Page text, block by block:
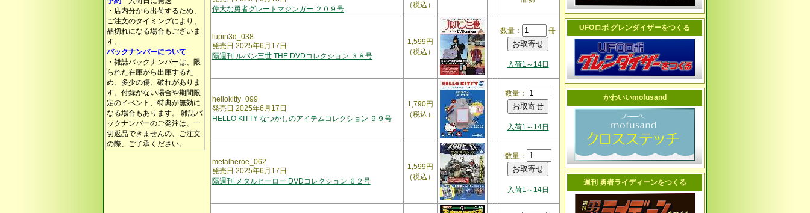
・店内分から出荷するため、
ご注文のタイミングにより、
品切れになる場合もございま
す。
バックナンバーについて
・雑誌バックナンバーは、限
られた在庫から出庫するた
め、多少の傷、破れがありま
す。付録がない場合や期間限
定のイベント、特典が無効に
なる場合もあります。 雑誌バ
ックナンバーのご発注は、一
切返品できませんの、ご注文
の際、ご了承ください。
偉大な勇者グレートマジンガー ２０９号
（税込）
lupin3d_038
発売日 2025年6月17日
隔週刊 ルパン三世 THE DVDコレクション ３８号
1,599円
（税込）
数量： 冊
入荷1～14日
hellokitty_099
発売日 2025年6月17日
HELLO KITTY なつかしのアイテムコレクション ９９号
1,790円
（税込）
数量：
入荷1～14日
metalheroe_062
発売日 2025年6月17日
隔週刊 メタルヒーロー DVDコレクション ６２号
1,599円
（税込）
数量：
入荷1～14日
UFOロボ グレンダイザーをつくる
かわいいmofusand
週刊 勇者ライディーンをつくる